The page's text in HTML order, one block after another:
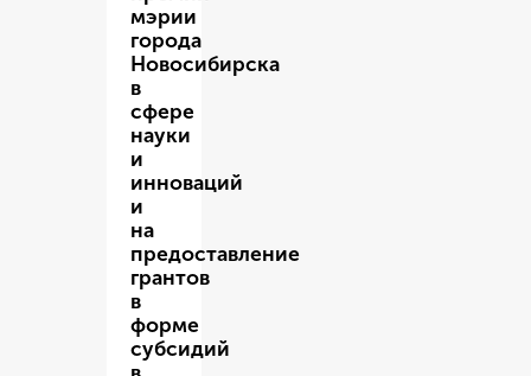
мэрии
города
Новосибирска
в
сфере
науки
и
инноваций
и
на
предоставление
грантов
в
форме
субсидий